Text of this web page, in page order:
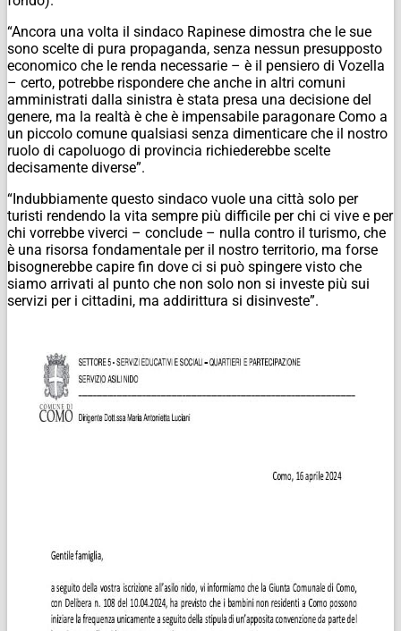
“Ancora una volta il sindaco Rapinese dimostra che le sue
sono scelte di pura propaganda, senza nessun presupposto
economico che le renda necessarie – è il pensiero di Vozella
– certo, potrebbe rispondere che anche in altri comuni
amministrati dalla sinistra è stata presa una decisione del
genere, ma la realtà è che è impensabile paragonare Como a
un piccolo comune qualsiasi senza dimenticare che il nostro
ruolo di capoluogo di provincia richiederebbe scelte
decisamente diverse”.
“Indubbiamente questo sindaco vuole una città solo per
turisti rendendo la vita sempre più difficile per chi ci vive e per
chi vorrebbe viverci – conclude – nulla contro il turismo, che
è una risorsa fondamentale per il nostro territorio, ma forse
bisognerebbe capire fin dove ci si può spingere visto che
siamo arrivati al punto che non solo non si investe più sui
servizi per i cittadini, ma addirittura si disinveste”.